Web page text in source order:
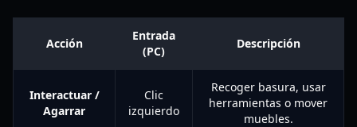
Acción
Entrada
(PC)
Descripción
Interactuar /
Agarrar
Clic
izquierdo
Recoger basura, usar
herramientas o mover
muebles.